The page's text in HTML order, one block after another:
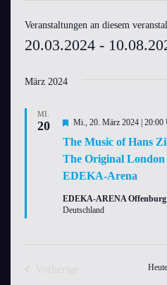
Veranstaltungen an diesem
20.03.2024 -
wählen.
März 2024
MI.
20
The Music of Hans
The Original
EDEKA-Arena
Hervorgehoben
Mi., 20. März 2024 | 20:00
EDEKA-ARENA Offenburg
Deutschland
Heute